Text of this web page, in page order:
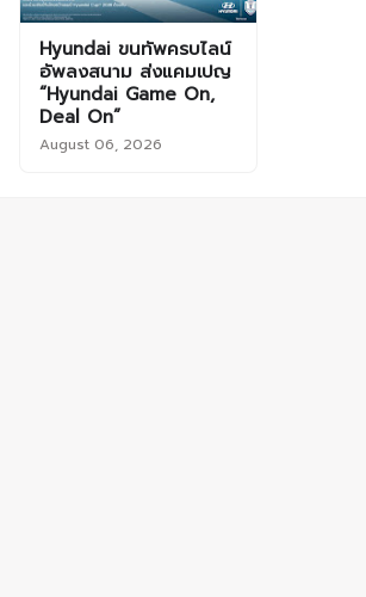
Hyundai ขนทัพครบไลน์
อัพลงสนาม ส่งแคมเปญ
“Hyundai Game On,
Deal On”
August 06, 2026